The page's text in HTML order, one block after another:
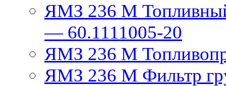
ЯМЗ 236 М
— 60.1111005-20
ЯМЗ 236 М
ЯМЗ 236 М Фильтр